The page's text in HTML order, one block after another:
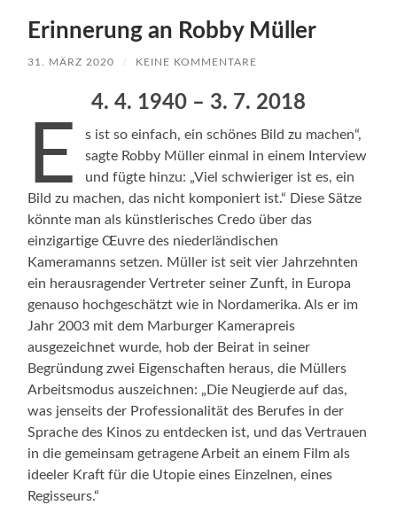
Erinnerung an Robby Müller
31. MÄRZ 2020 / KEINE KOMMENTARE
4. 4. 1940 – 3. 7. 2018
E
s ist so einfach, ein schönes Bild zu machen“,
sagte Robby Müller einmal in einem Interview
und fügte hinzu: „Viel schwieriger ist es, ein
Bild zu machen, das nicht komponiert ist.“ Diese Sätze
könnte man als künstlerisches Credo über das
einzigartige Œuvre des niederländischen
Kameramanns setzen. Müller ist seit vier Jahrzehnten
ein herausragender Vertreter seiner Zunft, in Europa
genauso hochgeschätzt wie in Nordamerika. Als er im
Jahr 2003 mit dem Marburger Kamerapreis
ausgezeichnet wurde, hob der Beirat in seiner
Begründung zwei Eigenschaften heraus, die Müllers
Arbeitsmodus auszeichnen: „Die Neugierde auf das,
was jenseits der Professionalität des Berufes in der
Sprache des Kinos zu entdecken ist, und das Vertrauen
in die gemeinsam getragene Arbeit an einem Film als
ideeler Kraft für die Utopie eines Einzelnen, eines
Regisseurs.“